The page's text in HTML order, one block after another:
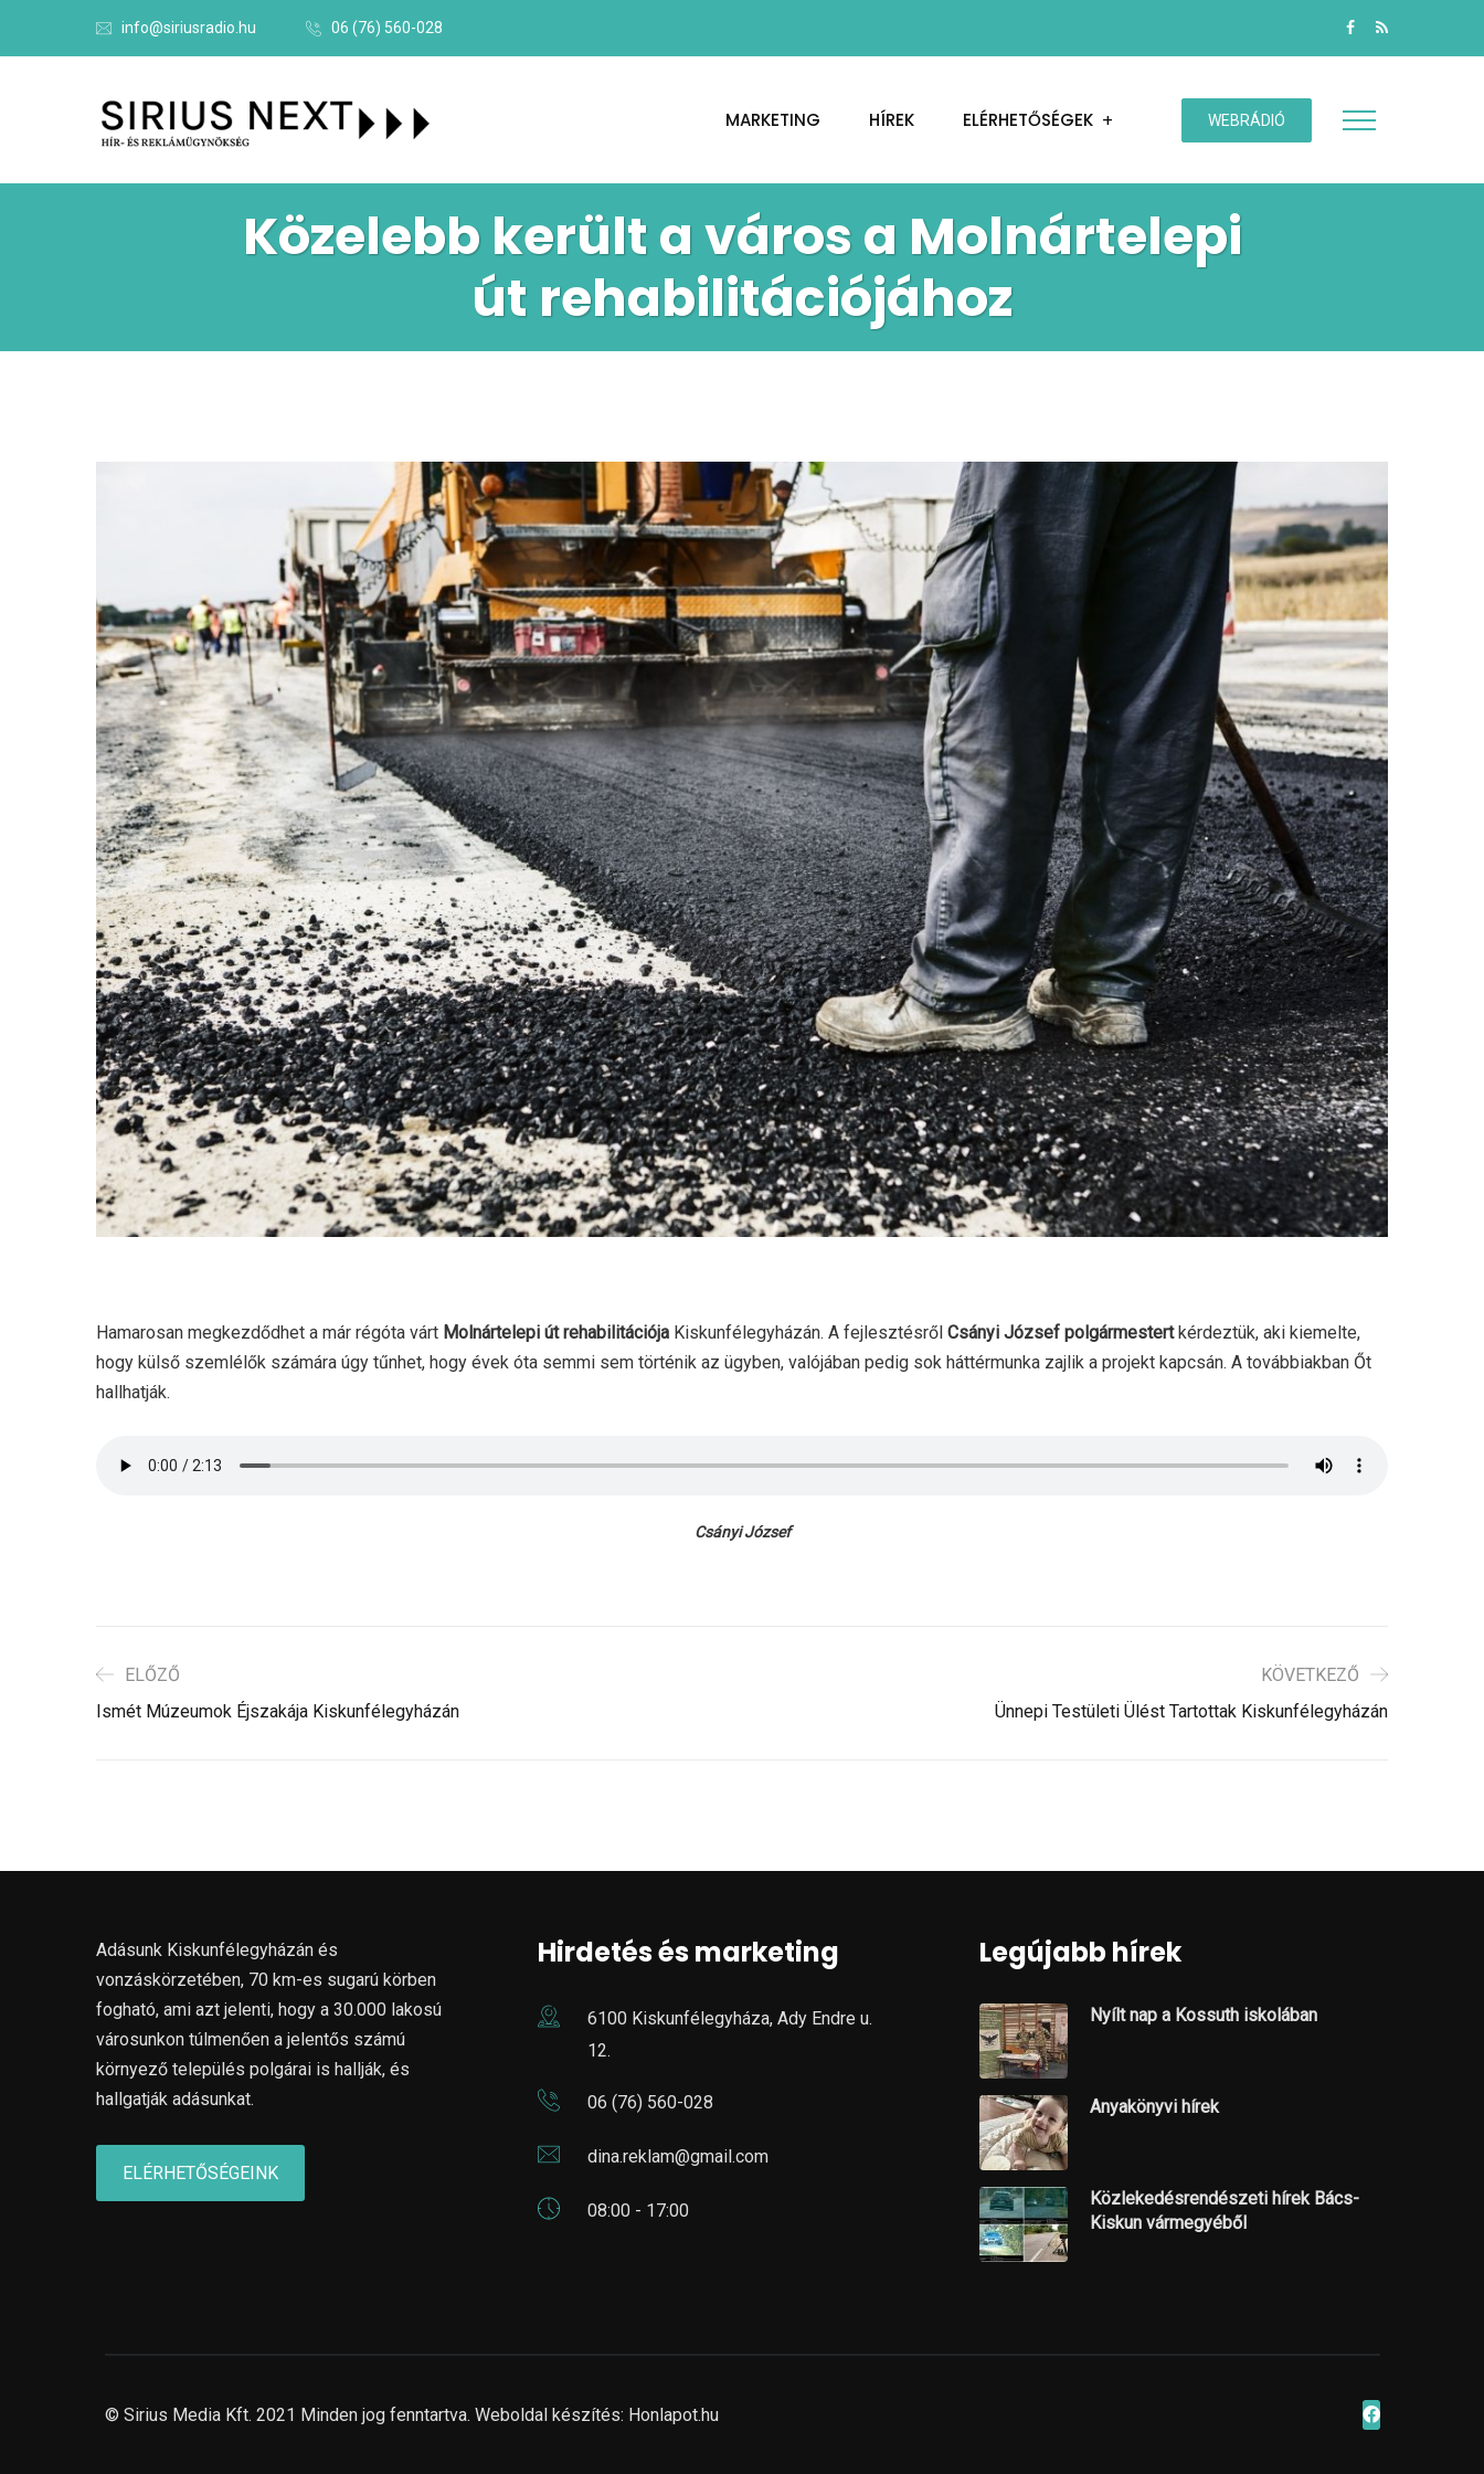
info@siriusradio.hu 06 (76) 560-028
MARKETING HÍREK ELÉRHETŐSÉGEK WEBRÁDIÓ
Közelebb került a város a Molnártelepi
út rehabilitációjához
Hamarosan megkezdődhet a már régóta várt Molnártelepi út rehabilitációja Kiskunfélegyházán. A fejlesztésről Csányi József polgármestert kérdeztük, aki kiemelte,
hogy külső szemlélők számára úgy tűnhet, hogy évek óta semmi sem történik az ügyben, valójában pedig sok háttérmunka zajlik a projekt kapcsán. A továbbiakban Őt
hallhatják.
Csányi József
ELŐZŐ
Ismét Múzeumok Éjszakája Kiskunfélegyházán
KÖVETKEZŐ
Ünnepi Testületi Ülést Tartottak Kiskunfélegyházán
Adásunk Kiskunfélegyházán és
vonzáskörzetében, 70 km-es sugarú körben
fogható, ami azt jelenti, hogy a 30.000 lakosú
városunkon túlmenően a jelentős számú
környező település polgárai is hallják, és
hallgatják adásunkat.
ELÉRHETŐSÉGEINK
Hirdetés és marketing
6100 Kiskunfélegyháza, Ady Endre u.
12.
06 (76) 560-028
dina.reklam@gmail.com
08:00 - 17:00
Legújabb hírek
Nyílt nap a Kossuth iskolában
Anyakönyvi hírek
Közlekedésrendészeti hírek Bács-
Kiskun vármegyéből
© Sirius Media Kft. 2021 Minden jog fenntartva. Weboldal készítés: Honlapot.hu